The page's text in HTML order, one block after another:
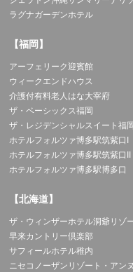
ラグナガーデンホテル
【福岡】
アーフェリーク迎賓館
ウィークエンドハウス
介護付有料老人はな大宰府
ザ・ベーシックス福岡
ザ・レジデンシャルスイート福岡
ホテルフォルツァ博多駅筑紫口I
ホテルフォルツァ博多駅筑紫口II
ホテルフォルツァ博多駅博多口
【北海道】
ザ・ウィンザーホテル洞爺リゾ
早来カントリー倶楽部
サフィールホテル稚内
ニセコノーザンリゾート・アン